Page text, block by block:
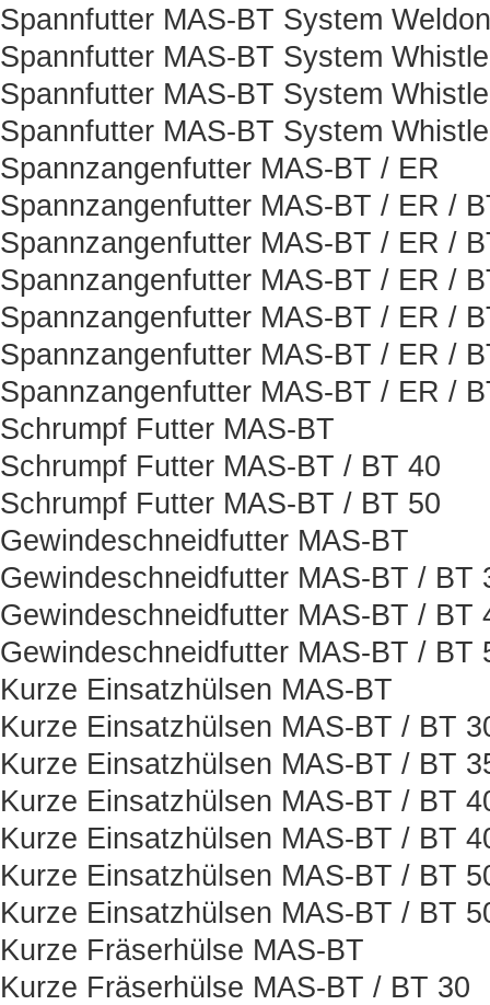
Spannfutter MAS-BT System
Spannfutter MAS-BT System
Spannfutter MAS-BT System
Spannfutter MAS-BT System
Spannzangenfutter MAS-BT / ER
Spannzangenfutter MAS-BT / ER /
Spannzangenfutter MAS-BT / ER /
Spannzangenfutter MAS-BT / ER /
Spannzangenfutter MAS-BT / ER /
Spannzangenfutter MAS-BT / ER /
Spannzangenfutter MAS-BT / ER /
Schrumpf Futter MAS-BT
Schrumpf Futter MAS-BT / BT 40
Schrumpf Futter MAS-BT / BT 50
Gewindeschneidfutter MAS-BT
Gewindeschneidfutter MAS-BT / BT
Gewindeschneidfutter MAS-BT / BT
Gewindeschneidfutter MAS-BT / BT
Kurze Einsatzhülsen MAS-BT
Kurze Einsatzhülsen MAS-BT / BT
Kurze Einsatzhülsen MAS-BT / BT
Kurze Einsatzhülsen MAS-BT / BT
Kurze Einsatzhülsen MAS-BT / BT
Kurze Einsatzhülsen MAS-BT / BT
Kurze Einsatzhülsen MAS-BT / BT
Kurze Fräserhülse MAS-BT
Kurze Fräserhülse MAS-BT / BT 30